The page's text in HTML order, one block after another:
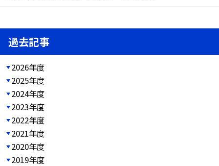
過去記事
2026年度
2025年度
2024年度
2023年度
2022年度
2021年度
2020年度
2019年度